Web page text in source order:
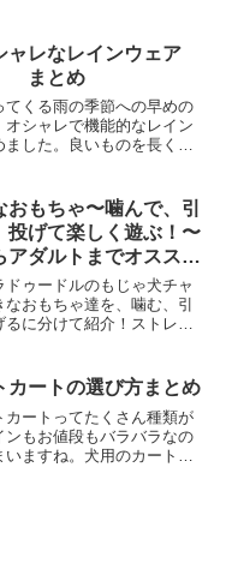
レなレインウェア
まとめ
てくる雨の季節への早めの
オシャレで機能的なレイン
ました。良いものを長く使
おもちゃ〜噛んで、引
投げて楽しく遊ぶ！〜
アダルトまでオススメ
ドゥードルのもじゃ犬チャ
おもちゃ達を、噛む、引
るに分けて紹介！ストレス
カートの選び方まとめ
カートってたくさん種類が
ンもお値段もバラバラなの
ますね。犬用のカートを